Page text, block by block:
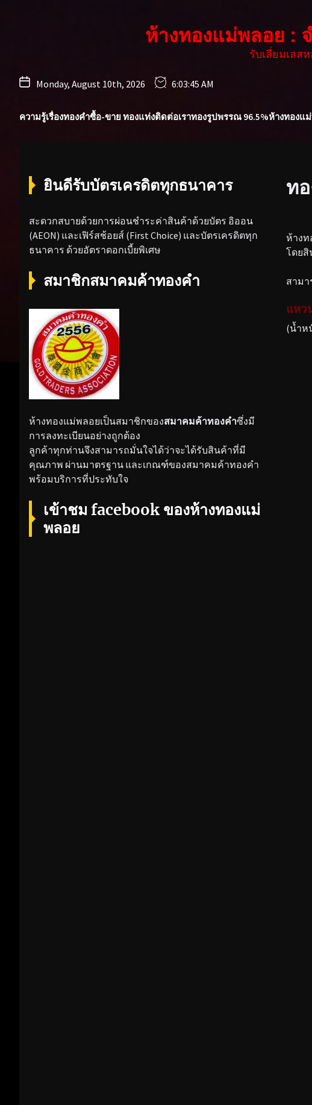
ห้างทองแม่พลอย :
รับเลี่ยมเลส
Monday, August 10th, 2026 6:03:46 AM
ความรู้เรื่องทองคำซื้อ-ขาย ทองแท่งติดต่อเราทองรูปพรรณ 96.5%ห้างทองแ
ท
ห้างท
โดยสิ
สามา
แหว
(น้ำห
ยินดีรับบัตรเครดิตทุกธนาคาร
สะดวกสบายด้วยการผ่อนชำระค่าสินค้าด้วยบัตร อิออน
(AEON) และเฟิร์สช้อยส์ (First Choice) และบัตรเครดิตทุก
ธนาคาร ด้วยอัตราดอกเบี้ยพิเศษ
สมาชิกสมาคมค้าทองคำ
ห้างทองแม่พลอยเป็นสมาชิกของสมาคมค้าทองคำซึ่งมี
การลงทะเบียนอย่างถูกต้อง
ลูกค้าทุกท่านจึงสามารถมั่นใจได้ว่าจะได้รับสินค้าที่มี
คุณภาพ ผ่านมาตรฐาน และเกณฑ์ของสมาคมค้าทองคำ
พร้อมบริการที่ประทับใจ
เข้าชม facebook ของห้างทองแม่
พลอย